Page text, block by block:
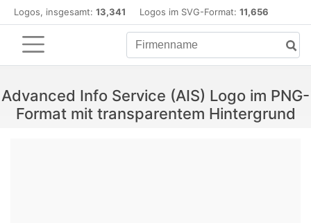
Logos, insgesamt: 13,341 Logos im SVG-Format: 11,656
Advanced Info Service (AIS) Logo im PNG-
Format mit transparentem Hintergrund